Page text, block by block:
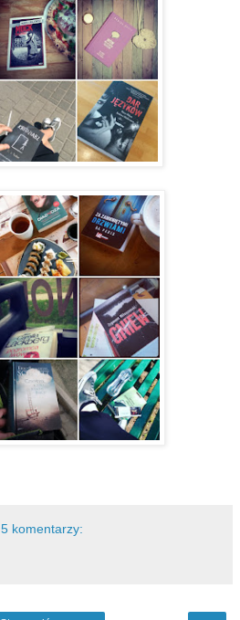
5 komentarzy: